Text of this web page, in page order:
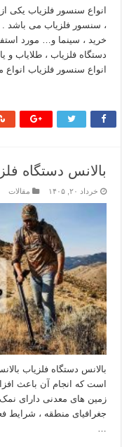
انواع سنسور فلزیاب یکی
، سنسور فلزیاب می باشد .
خرید ، سینما و… مورد
دستگاه فلزیاب ، طلایاب
انواع سنسور فلزیاب
بالانس دستگاه
خرداد ۲۰, ۱۴۰۵ مقالات
بالانس دستگاه فلزیاب
است که انجام آن باعث
زمین های معدنی دارای
جغرافیای منطقه ، شرایط